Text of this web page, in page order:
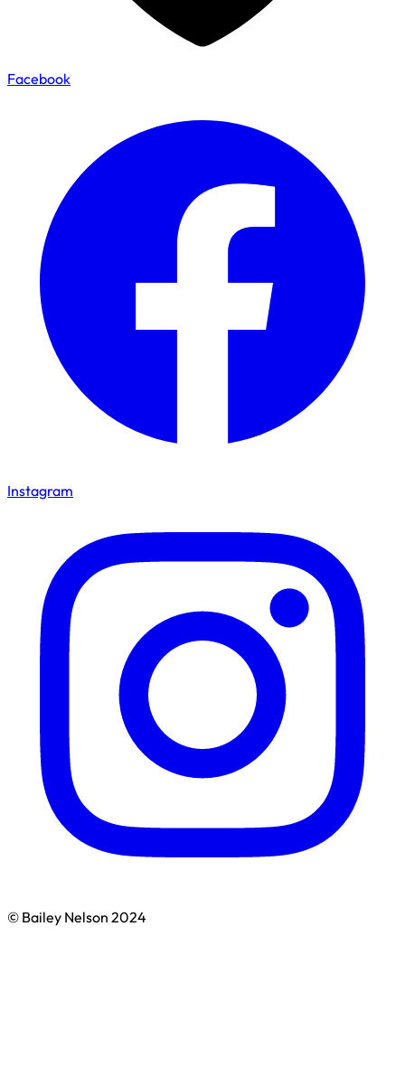
Facebook
Instagram
© Bailey Nelson 2024